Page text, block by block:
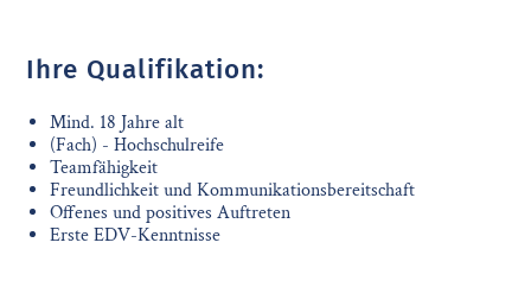
Ihre Qualifikation:
Mind. 18 Jahre alt
(Fach) - Hochschulreife
Teamfähigkeit
Freundlichkeit und Kommunikationsbereitschaft
Offenes und positives Auftreten
Erste EDV-Kenntnisse